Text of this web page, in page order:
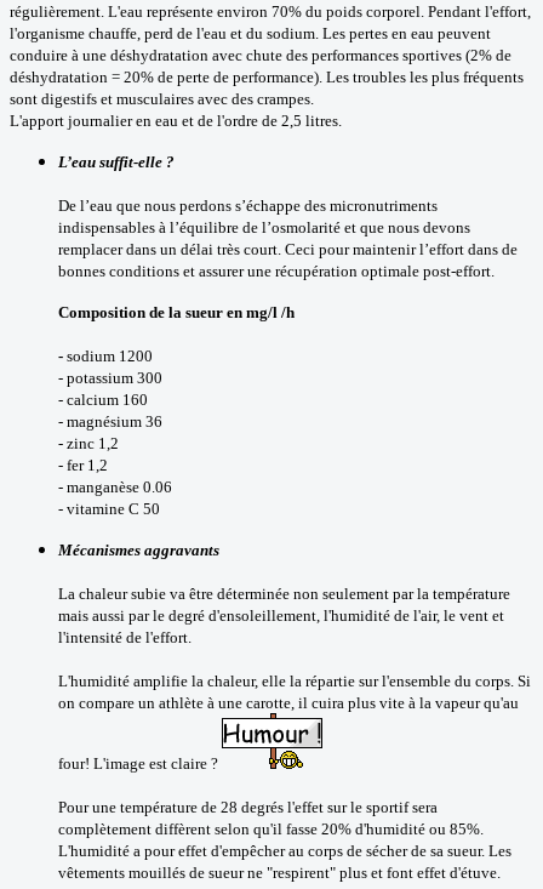
régulièrement. L'eau représente environ 70% du poids corporel. Pendant l'effort,
l'organisme chauffe, perd de l'eau et du sodium. Les pertes en eau peuvent
conduire à une déshydratation avec chute des performances sportives (2% de
déshydratation = 20% de perte de performance). Les troubles les plus fréquents
sont digestifs et musculaires avec des crampes.
L'apport journalier en eau et de l'ordre de 2,5 litres.
L’eau suffit-elle ?
De l’eau que nous perdons s’échappe des micronutriments
indispensables à l’équilibre de l’osmolarité et que nous devons
remplacer dans un délai très court. Ceci pour maintenir l’effort dans de
bonnes conditions et assurer une récupération optimale post-effort.
Composition de la sueur en mg/l /h
- sodium 1200
- potassium 300
- calcium 160
- magnésium 36
- zinc 1,2
- fer 1,2
- manganèse 0.06
- vitamine C 50
Mécanismes aggravants
La chaleur subie va être déterminée non seulement par la température
mais aussi par le degré d'ensoleillement, l'humidité de l'air, le vent et
l'intensité de l'effort.
L'humidité amplifie la chaleur, elle la répartie sur l'ensemble du corps. Si
on compare un athlète à une carotte, il cuira plus vite à la vapeur qu'au
four! L'image est claire ?
Pour une température de 28 degrés l'effet sur le sportif sera
complètement diffèrent selon qu'il fasse 20% d'humidité ou 85%.
L'humidité a pour effet d'empêcher au corps de sécher de sa sueur. Les
vêtements mouillés de sueur ne "respirent" plus et font effet d'étuve.